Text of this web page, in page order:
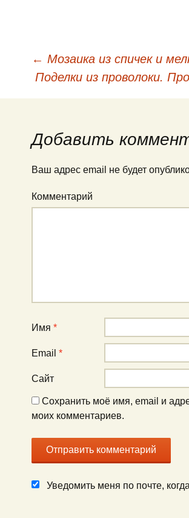
по
← Мозаика из спичек и
Поделки из проволоки.
Добавить
Ваш адрес email не будет
Комментарий
Имя *
Email *
Сайт
Сохранить моё имя, email и
моих комментариев.
Уведомить меня по почте,